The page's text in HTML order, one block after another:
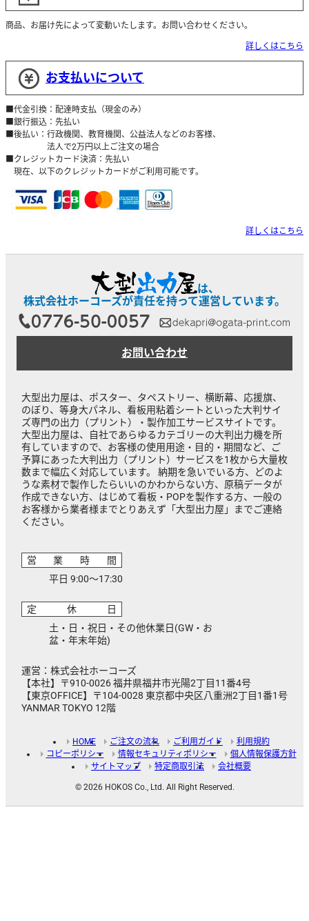
商品、お届け先によって変動いたします。お問い合わせください。
詳しくはこちら
お支払いについて
■代金引換：配達時支払（現金のみ）
■銀行振込：先払い
■後払い：行政機関、教育機関、公益法人などのお客様、
法人で2万円以上ご注文の場合
■クレジットカード決済：先払い
現在、以下のクレジットカードがご利用可能です。
詳しくはこちら
は、
株式会社ホーコーズが責任を持って運営しています。
お問い合わせ
大型出力屋は、ポスター、タペストリー、横断幕、応援旗、
のぼり、等身大パネル、看板用粘着シートといった大判サイ
ズ専門の出力（プリント）・製作加工サービスサイトです。
大型出力屋は、自社であらゆるカテゴリーの大判出力機を所
有していますので、お客様の使用用途・目的・期間など、ご
予算にあった大判出力（プリント）サービスを1枚から大量枚
数まで幅広く対応しています。 納期を急いでいる方、どのよ
うな素材で製作したらいいのかわからない方、原稿データが
作成できない方、はじめて看板・POPを製作する方、一般の
お客様から業者様までとりあえず「大型出力屋」までご連絡
ください。
営業時間
平日 9:00～17:30
定休日
土・日・祝日・その他休業日(GW・お
盆・年末年始)
運営：株式会社ホーコーズ
【本社】〒910-0026 福井県福井市光陽2丁目11番4号
【東京OFFICE】〒104-0028 東京都中央区八重洲2丁目1番1号
YANMAR TOKYO 12階
HOME ご注文の流れ ご利用ガイド
利用規約
コピーポリシー
情報セキュリティポリシー
個人情報保護方針
サイトマップ
特定商取引法 会社概要
© 2026 HOKOS Co., Ltd. All Right Reserved.